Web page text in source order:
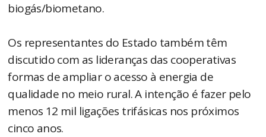
biogás/biometano.
Os representantes do Estado também têm
discutido com as lideranças das cooperativas
formas de ampliar o acesso à energia de
qualidade no meio rural. A intenção é fazer pelo
menos 12 mil ligações trifásicas nos próximos
cinco anos.